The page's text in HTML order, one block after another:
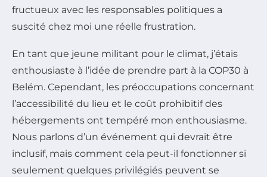
fructueux avec les responsables politiques a
suscité chez moi une réelle frustration.
En tant que jeune militant pour le climat, j’étais
enthousiaste à l’idée de prendre part à la COP30 à
Belém. Cependant, les préoccupations concernant
l’accessibilité du lieu et le coût prohibitif des
hébergements ont tempéré mon enthousiasme.
Nous parlons d’un événement qui devrait être
inclusif, mais comment cela peut-il fonctionner si
seulement quelques privilégiés peuvent se